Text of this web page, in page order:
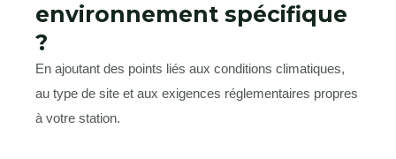
environnement spécifique
?
En ajoutant des points liés aux conditions climatiques,
au type de site et aux exigences réglementaires propres
à votre station.